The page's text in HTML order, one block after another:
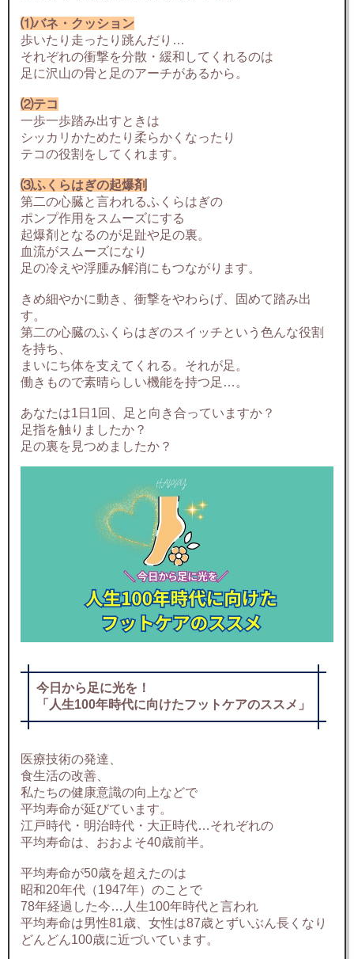
⑴バネ・クッション
歩いたり走ったり跳んだり…
それぞれの衝撃を分散・緩和してくれるのは
足に沢山の骨と足のアーチがあるから。
⑵テコ
一歩一歩踏み出すときは
シッカリかためたり柔らかくなったり
テコの役割をしてくれます。
⑶ふくらはぎの起爆剤
第二の心臓と言われるふくらはぎの
ポンプ作用をスムーズにする
起爆剤となるのが足趾や足の裏。
血流がスムーズになり
足の冷えや浮腫み解消にもつながります。
きめ細やかに動き、衝撃をやわらげ、固めて踏み出
す。
第二の心臓のふくらはぎのスイッチという色んな役割
を持ち、
まいにち体を支えてくれる。それが足。
働きもので素晴らしい機能を持つ足…。
あなたは1日1回、足と向き合っていますか？
足指を触りましたか？
足の裏を見つめましたか？
今日から足に光を！
「人生100年時代に向けたフットケアのススメ」
医療技術の発達、
食生活の改善、
私たちの健康意識の向上などで
平均寿命が延びています。
江戸時代・明治時代・大正時代…それぞれの
平均寿命は、おおよそ40歳前半。
平均寿命が50歳を超えたのは
昭和20年代（1947年）のことで
78年経過した今…人生100年時代と言われ
平均寿命は男性81歳、女性は87歳とずいぶん長くなり
どんどん100歳に近づいています。